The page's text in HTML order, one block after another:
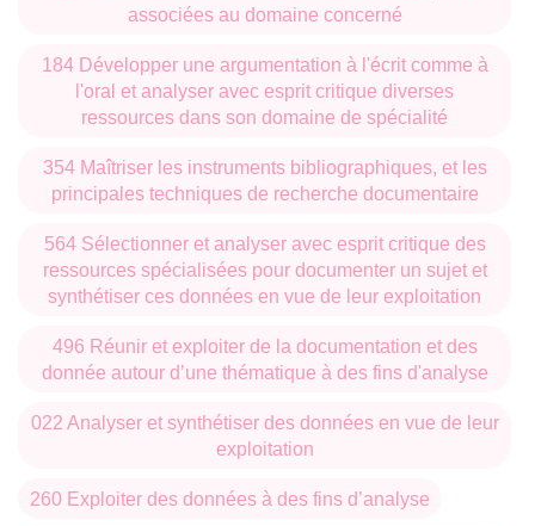
associées au domaine concerné
184 Développer une argumentation à l'écrit comme à
l'oral et analyser avec esprit critique diverses
ressources dans son domaine de spécialité
354 Maîtriser les instruments bibliographiques, et les
principales techniques de recherche documentaire
564 Sélectionner et analyser avec esprit critique des
ressources spécialisées pour documenter un sujet et
synthétiser ces données en vue de leur exploitation
496 Réunir et exploiter de la documentation et des
donnée autour d’une thématique à des fins d'analyse
022 Analyser et synthétiser des données en vue de leur
exploitation
260 Exploiter des données à des fins d’analyse